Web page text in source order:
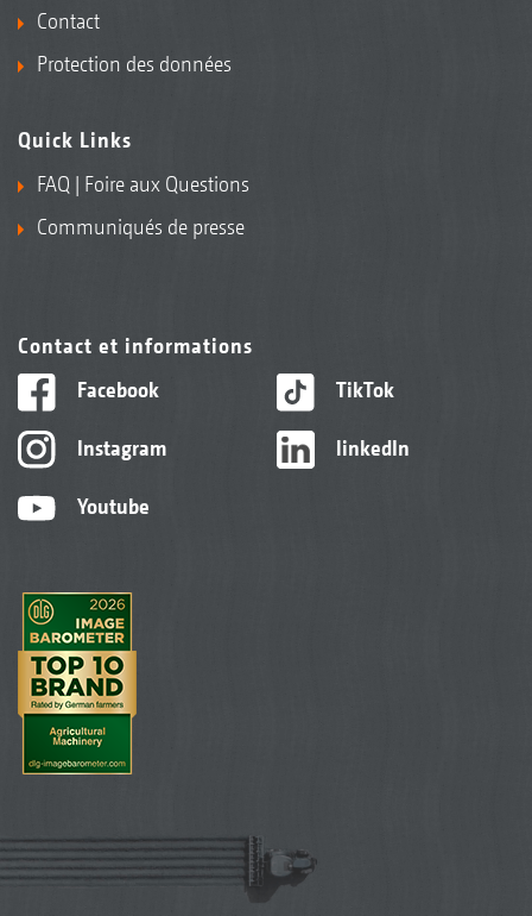
Contact
Protection des données
Quick Links
FAQ | Foire aux Questions
Communiqués de presse
Contact et informations
Facebook
Instagram
Youtube
TikTok
linkedIn